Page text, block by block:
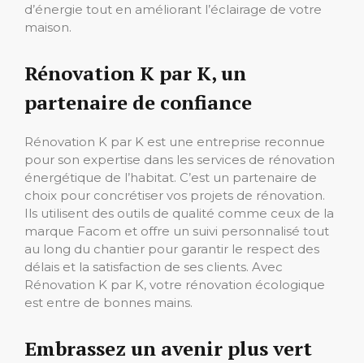
d’énergie tout en améliorant l’éclairage de votre
maison.
Rénovation K par K, un
partenaire de confiance
Rénovation K par K est une entreprise reconnue
pour son expertise dans les services de rénovation
énergétique de l’habitat. C’est un partenaire de
choix pour concrétiser vos projets de rénovation.
Ils utilisent des outils de qualité comme ceux de la
marque Facom et offre un suivi personnalisé tout
au long du chantier pour garantir le respect des
délais et la satisfaction de ses clients. Avec
Rénovation K par K, votre rénovation écologique
est entre de bonnes mains.
Embrassez un avenir plus vert